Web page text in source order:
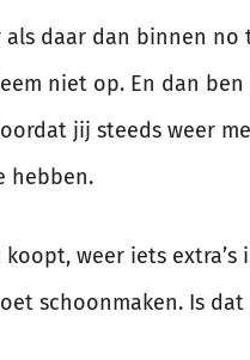
daar dan binnen
niet op. En dan
jij steeds weer
hebben.
weer iets
schoonmaken. Is